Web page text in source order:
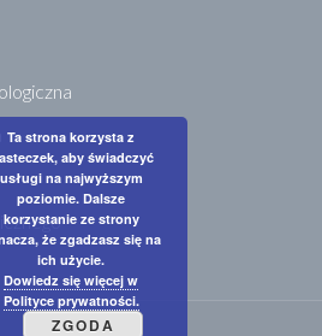
Ta strona korzysta z
aby świadczyć
usługi na najwyższym
poziomie. Dalsze
korzystanie ze strony
że zgadzasz się na
ich użycie.
Dowiedz się więcej w
Polityce prywatności.
ZGODA